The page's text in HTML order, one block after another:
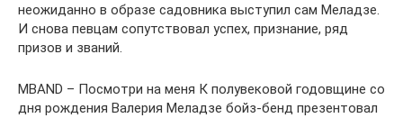
неожиданно в образе садовника выступил сам Меладзе.
И снова певцам сопутствовал успех, признание, ряд
призов и званий.
MBAND – Посмотри на меня К полувековой годовщине со
дня рождения Валерия Меладзе бойз-бенд презентовал